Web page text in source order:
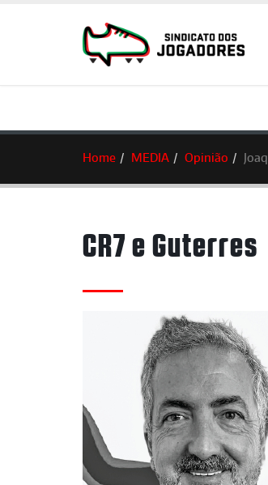
Home MEDIA Opinião
CR7 e Guterres